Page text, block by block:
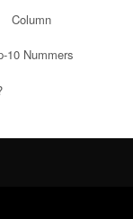
Column
10 Nummers